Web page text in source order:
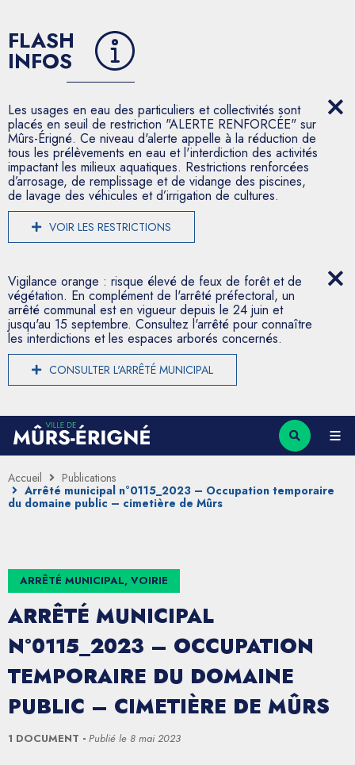
FLASH
INFOS
Les usages en eau des particuliers et collectivités sont
placés en seuil de restriction "ALERTE RENFORCÉE" sur
Mûrs-Érigné. Ce niveau d'alerte appelle à la réduction de
tous les prélèvements en eau et l'interdiction des activités
impactant les milieux aquatiques. Restrictions renforcées
d’arrosage, de remplissage et de vidange des piscines,
de lavage des véhicules et d’irrigation de cultures.
VOIR LES RESTRICTIONS
Vigilance orange : risque élevé de feux de forêt et de
végétation. En complément de l'arrêté préfectoral, un
arrêté communal est en vigueur depuis le 24 juin et
jusqu'au 15 septembre. Consultez l'arrêté pour connaître
les interdictions et les espaces arborés concernés.
CONSULTER L'ARRÊTÉ MUNICIPAL
Accueil
Publications
Arrêté municipal n°0115_2023 – Occupation temporaire
du domaine public – cimetière de Mûrs
ARRÊTÉ MUNICIPAL, VOIRIE
ARRÊTÉ MUNICIPAL
N°0115_2023 – OCCUPATION
TEMPORAIRE DU DOMAINE
PUBLIC – CIMETIÈRE DE MÛRS
1 DOCUMENT Publié le 8 mai 2023